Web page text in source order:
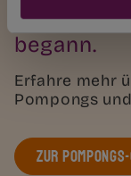
Wie alles
begann.
Erfahre mehr
Pompongs
ZUR